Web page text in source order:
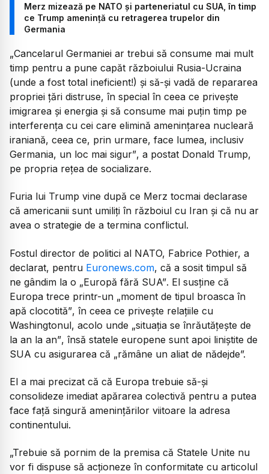
Merz mizează pe NATO și parteneriatul cu SUA, în timp
ce Trump amenință cu retragerea trupelor din
Germania
„Cancelarul Germaniei ar trebui să consume mai mult
timp pentru a pune capăt războiului Rusia-Ucraina
(unde a fost total ineficient!) și să-și vadă de repararea
propriei țări distruse, în special în ceea ce privește
imigrarea și energia și să consume mai puțin timp pe
interferența cu cei care elimină amenințarea nucleară
iraniană, ceea ce, prin urmare, face lumea, inclusiv
Germania, un loc mai sigur”, a postat Donald Trump,
pe propria rețea de socializare.
Furia lui Trump vine după ce Merz tocmai declarase
că americanii sunt umiliți în războiul cu Iran și că nu ar
avea o strategie de a termina conflictul.
Fostul director de politici al NATO, Fabrice Pothier, a
declarat, pentru Euronews.com, că a sosit timpul să
ne gândim la o „Europă fără SUA”. El susține că
Europa trece printr-un „moment de tipul broasca în
apă clocotită”, în ceea ce privește relațiile cu
Washingtonul, acolo unde „situația se înrăutățește de
la an la an”, însă statele europene sunt apoi liniștite de
SUA cu asigurarea că „rămâne un aliat de nădejde”.
El a mai precizat că că Europa trebuie să-și
consolideze imediat apărarea colectivă pentru a putea
face față singură amenințărilor viitoare la adresa
continentului.
„Trebuie să pornim de la premisa că Statele Unite nu
vor fi dispuse să acționeze în conformitate cu articolul